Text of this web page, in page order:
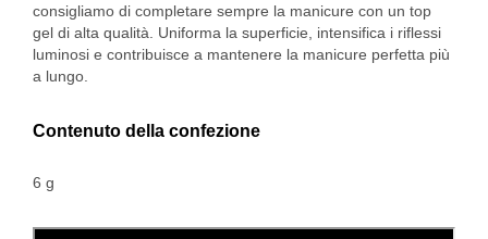
consigliamo di completare sempre la manicure con un top
gel di alta qualità. Uniforma la superficie, intensifica i riflessi
luminosi e contribuisce a mantenere la manicure perfetta più
a lungo.
Contenuto della confezione
6 g